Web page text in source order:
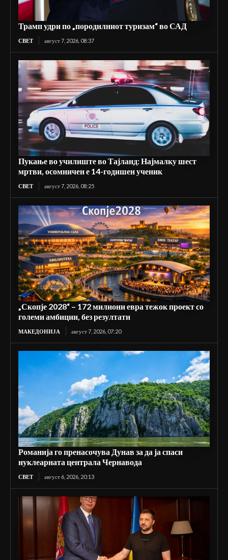
Трамп удри по „породилниот туризам“ во САД
СВЕТ август 7, 2026, 08:37
Пукање во училиште во Тајланд: Најмалку шест
мртви, осомничен е 14-годишен ученик
СВЕТ август 7, 2026, 08:25
„Скопје 2028“ – 172 милиони евра тежок проект со
големи амбиции, без резултати
МАКЕДОНИЈА август 7, 2026, 07:20
Романија го пренасочува Дунав за да ја спаси
нуклеарната централа Чернавода
СВЕТ август 6, 2026, 20:13